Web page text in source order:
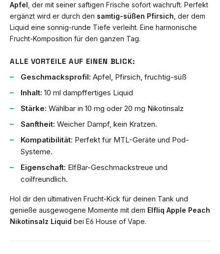
Apfel , der mit seiner saftigen Frische sofort wachruft. Perfekt
ergänzt wird er durch den samtig-süßen Pfirsich , der dem
Liquid eine sonnig-runde Tiefe verleiht. Eine harmonische
Frucht-Komposition für den ganzen Tag.
ALLE VORTEILE AUF EINEN BLICK:
Geschmacksprofil: Apfel, Pfirsich, fruchtig-süß
Inhalt: 10 ml dampffertiges Liquid
Stärke: Wählbar in 10 mg oder 20 mg Nikotinsalz
Sanftheit: Weicher Dampf, kein Kratzen.
Kompatibilität: Perfekt für MTL-Geräte und Pod-
Systeme.
Eigenschaft: ElfBar-Geschmackstreue und
coilfreundlich.
Hol dir den ultimativen Frucht-Kick für deinen Tank und
genieße ausgewogene Momente mit dem Elfliq Apple Peach
Nikotinsalz Liquid bei E6 House of Vape.